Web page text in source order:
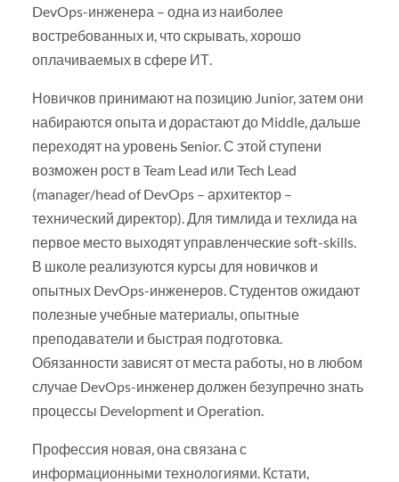
DevOps-инженера – одна из наиболее
востребованных и, что скрывать, хорошо
оплачиваемых в сфере ИТ.
Новичков принимают на позицию Junior, затем они
набираются опыта и дорастают до Middle, дальше
переходят на уровень Senior. С этой ступени
возможен рост в Team Lead или Tech Lead
(manager/head of DevOps – архитектор –
технический директор). Для тимлида и техлида на
первое место выходят управленческие soft-skills.
В школе реализуются курсы для новичков и
опытных DevOps-инженеров. Студентов ожидают
полезные учебные материалы, опытные
преподаватели и быстрая подготовка.
Обязанности зависят от места работы, но в любом
случае DevOps-инженер должен безупречно знать
процессы Development и Operation.
Профессия новая, она связана с
информационными технологиями. Кстати,